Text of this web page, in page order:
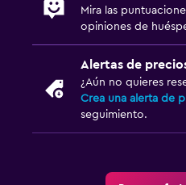
Mira las
opiniones de
Alertas de
¿Aún no quieres
Crea una alerta de
seguimiento.